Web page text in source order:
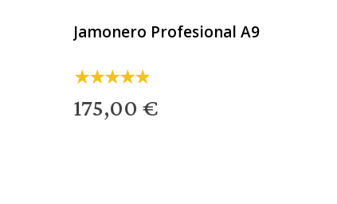
Jamonero Profesional A9
175,00 €